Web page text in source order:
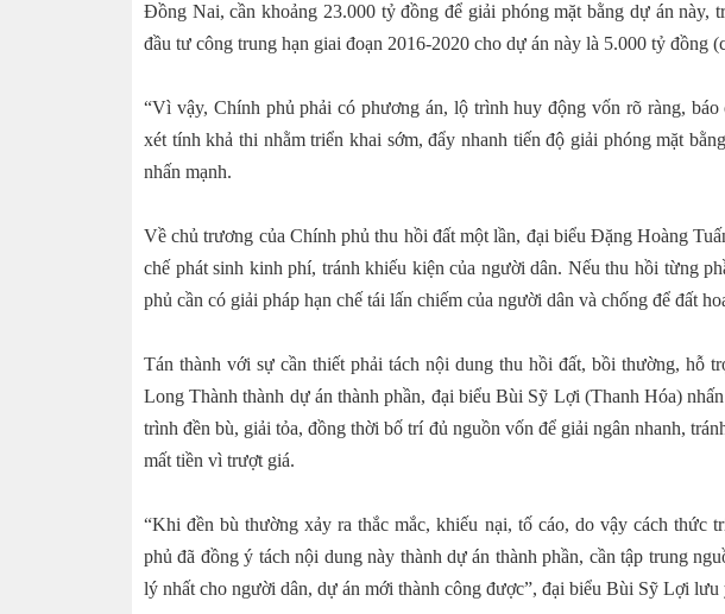
Đồng Nai, cần khoảng 23.000 tỷ đồng để giải phóng mặt bằng dự án này,
đầu tư công trung hạn giai đoạn 2016-2020 cho dự án này là 5.000 tỷ đồng
“Vì vậy, Chính phủ phải có phương án, lộ trình huy động vốn rõ ràng,
xét tính khả thi nhằm triển khai sớm, đẩy nhanh tiến độ giải phóng mặt
nhấn mạnh.
Về chủ trương của Chính phủ thu hồi đất một lần, đại biểu Đặng Hoàng
chế phát sinh kinh phí, tránh khiếu kiện của người dân. Nếu thu hồi từng
phủ cần có giải pháp hạn chế tái lấn chiếm của người dân và chống để đất
Tán thành với sự cần thiết phải tách nội dung thu hồi đất, bồi thường, hỗ
Long Thành thành dự án thành phần, đại biểu Bùi Sỹ Lợi (Thanh Hóa)
trình đền bù, giải tỏa, đồng thời bố trí đủ nguồn vốn để giải ngân nhanh,
mất tiền vì trượt giá.
“Khi đền bù thường xảy ra thắc mắc, khiếu nại, tố cáo, do vậy cách thức
phủ đã đồng ý tách nội dung này thành dự án thành phần, cần tập trung
lý nhất cho người dân, dự án mới thành công được”, đại biểu Bùi Sỹ Lợi lưu